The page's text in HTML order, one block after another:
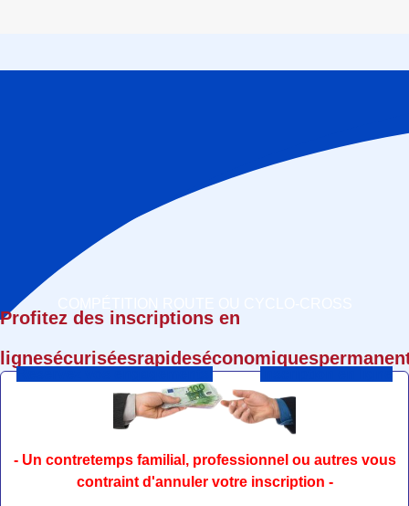
Profitez des inscriptions en
lignesécuriséesrapideséconomiques
- Un contretemps familial, professionnel ou autres vous
contraint d'annuler votre inscription -